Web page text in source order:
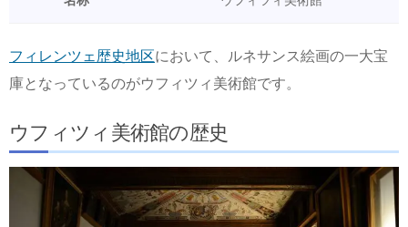
フィレンツェ歴史地区において、ルネサンス絵画の一大宝
庫となっているのがウフィツィ美術館です。
ウフィツィ美術館の歴史